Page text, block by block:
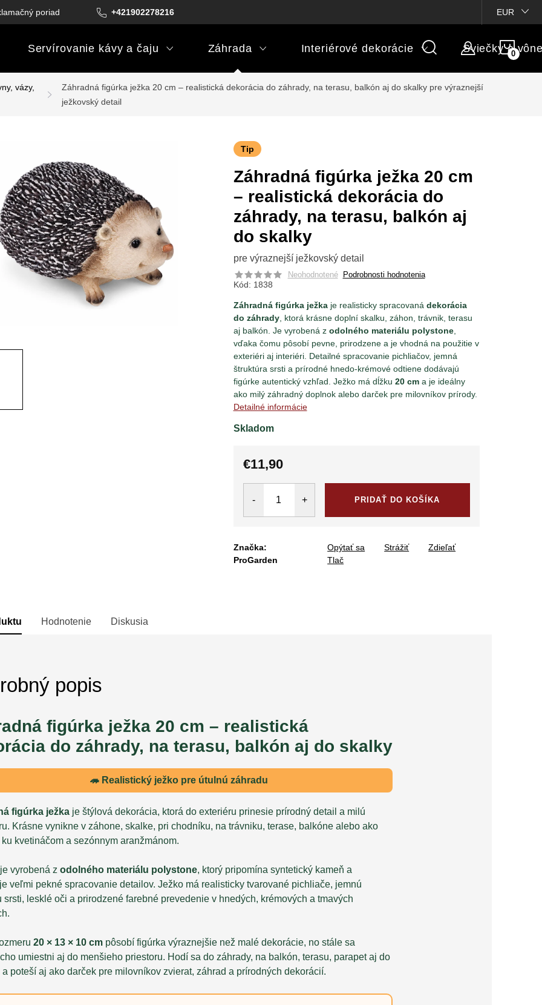
+421902278216
poriadok Podmienky darčekových poukazov Vlastné popisy produktov
EUR
Servírovanie kávy a čaju Záhrada Interiérové dekorácie Sviečky a
vázy, Záhradná figúrka ježka 20 cm – realistická dekorácia do záhrady, na terasu, balkón aj do skalky pre výraznejší
ježkovský detail
Tip
Záhradná figúrka ježka 20 cm
– realistická dekorácia do
záhrady, na terasu, balkón aj
do skalky
pre výraznejší ježkovský detail
Neohodnotené Podrobnosti hodnotenia
Kód: 1838
Záhradná figúrka ježkaje realisticky spracovaná dekorácia
do záhrady, ktorá krásne doplní skalku, záhon, trávnik, terasu
aj balkón. Je vyrobená z odolného materiálu polystone,
vďaka čomu pôsobí pevne, prirodzene a je vhodná na použitie v
exteriéri aj interiéri. Detailné spracovanie pichliačov, jemná
štruktúra srsti a prírodné hnedo-krémové odtiene dodávajú
figúrke autentický vzhľad. Ježko má dĺžku 20 cma je ideálny
ako milý záhradný doplnok alebo darček pre milovníkov prírody.
Detailné informácie
Skladom
€11,90
PRIDAŤ DO KOŠÍKA
Značka:
ProGarden
Tlač
Opýtať sa Strážiť Zdieľať
Hodnotenie Diskusia
popis
figúrka ježka 20 cm – realistická
do záhrady, na terasu, balkón aj do skalky
🦔 Realistický ježko pre útulnú záhradu
figúrka ježka je štýlová dekorácia, ktorá do exteriéru prinesie prírodný detail a milú
Krásne vynikne v záhone, skalke, pri chodníku, na trávniku, terase, balkóne alebo ako
kvetináčom a sezónnym aranžmánom.
vyrobená z odolného materiálu polystone, ktorý pripomína syntetický kameň a
veľmi pekné spracovanie detailov. Ježko má realisticky tvarované pichliače, jemnú
srsti, lesklé oči a prirodzené farebné prevedenie v hnedých, krémových a tmavých
20 × 13 × 10 cm pôsobí figúrka výraznejšie než malé dekorácie, no stále sa
umiestni aj do menšieho priestoru. Hodí sa do záhrady, na balkón, terasu, parapet aj do
poteší aj ako darček pre milovníkov zvierat, záhrad a prírodných dekorácií.